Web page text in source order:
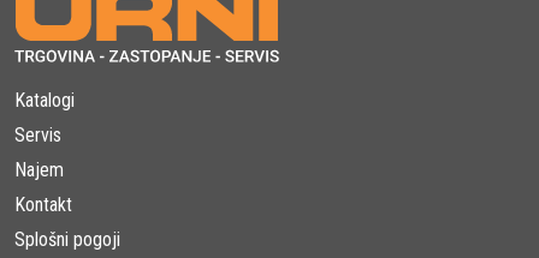
Katalogi
Servis
Najem
Kontakt
Splošni pogoji